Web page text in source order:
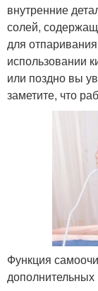
внутренние
солей,
для
использовании
или поздно вы
заметите, что
Функция
дополнительных